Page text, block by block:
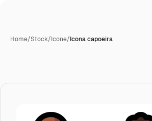
Home/Stock/Icone/Icona capoeira